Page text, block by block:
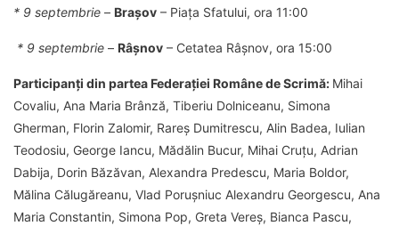
* 9 septembrie – Brașov – Piața Sfatului, ora 11:00
* 9 septembrie – Râșnov – Cetatea Râșnov, ora 15:00
Participanți din partea Federației Române de Scrimă: Mihai
Covaliu, Ana Maria Brânză, Tiberiu Dolniceanu, Simona
Gherman, Florin Zalomir, Rareș Dumitrescu, Alin Badea, Iulian
Teodosiu, George Iancu, Mădălin Bucur, Mihai Cruțu, Adrian
Dabija, Dorin Băzăvan, Alexandra Predescu, Maria Boldor,
Mălina Călugăreanu, Vlad Porușniuc Alexandru Georgescu, Ana
Maria Constantin, Simona Pop, Greta Vereș, Bianca Pascu,